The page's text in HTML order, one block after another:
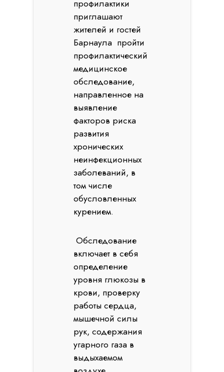
профилактики
приглашают
жителей и гостей
Барнаула пройти
профилактический
медицинское
обследование,
направленное на
выявление
факторов риска
развития
хронических
неинфекционных
заболеваний, в
том числе
обусловленных
курением.
Обследование
включает в себя
определение
уровня глюкозы в
крови, проверку
работы сердца,
мышечной силы
рук, содержания
угарного газа в
выдыхаемом